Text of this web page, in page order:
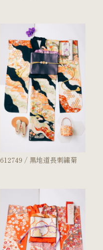
612749 / 黒地道長刺繍菊